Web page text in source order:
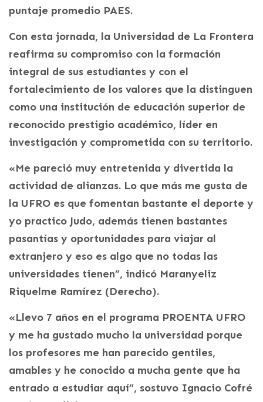
puntaje promedio PAES.
Con esta jornada, la Universidad de La Frontera
reafirma su compromiso con la formación
integral de sus estudiantes y con el
fortalecimiento de los valores que la distinguen
como una institución de educación superior de
reconocido prestigio académico, líder en
investigación y comprometida con su territorio.
«Me pareció muy entretenida y divertida la
actividad de alianzas. Lo que más me gusta de
la UFRO es que fomentan bastante el deporte y
yo practico Judo, además tienen bastantes
pasantías y oportunidades para viajar al
extranjero y eso es algo que no todas las
universidades tienen”, indicó Maranyeliz
Riquelme Ramírez (Derecho).
«Llevo 7 años en el programa PROENTA UFRO
y me ha gustado mucho la universidad porque
los profesores me han parecido gentiles,
amables y he conocido a mucha gente que ha
entrado a estudiar aquí”, sostuvo Ignacio Cofré